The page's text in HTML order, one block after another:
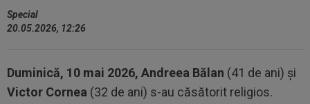
Special
20.05.2026, 12:26
Duminică, 10 mai 2026, Andreea Bălan (41 de ani) și
Victor Cornea (32 de ani) s-au căsătorit religios.